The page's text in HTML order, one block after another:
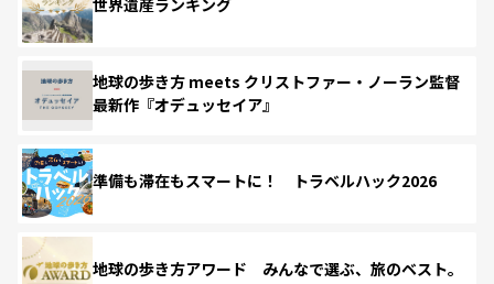
世界遺産ランキング
地球の歩き方 meets クリストファー・ノーラン監督
最新作『オデュッセイア』
準備も滞在もスマートに！ トラベルハック2026
地球の歩き方アワード みんなで選ぶ、旅のベスト。